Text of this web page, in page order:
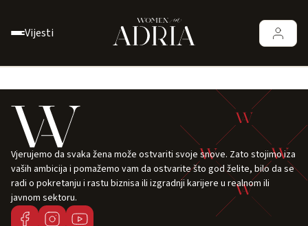
Vijesti
Vjerujemo da svaka žena može ostvariti svoje snove. Zato stojimo iza
vaših ambicija i pomažemo vam da ostvarite što god želite, bilo da se
radi o pokretanju i rastu biznisa ili izgradnji karijere u realnom ili
javnom sektoru.